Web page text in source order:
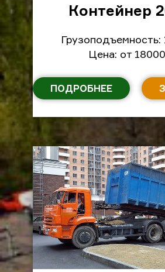
Контейнер
Грузоподъемность:
Цена: от
ПОДРОБНЕЕ